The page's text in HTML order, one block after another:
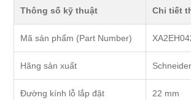
Thông số kỹ thuật Chi tiết
Mã sản phẩm (Part Number)
Hãng sản xuất
Đường kính lỗ lắp đặt 22 mm